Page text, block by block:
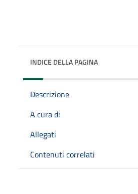
INDICE DELLA PAGINA
Descrizione
A cura di
Allegati
Contenuti correlati